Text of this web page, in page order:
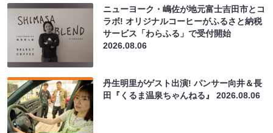
ニューヨーク・嶋佐が地元富士吉田市とコ
ラボ! オリジナルコーヒーがふるさと納税
サービス「わらふる」で受付開始
2026.08.06
丹生明里がゲスト出演! パンサー向井＆長
田『くるま温泉ちゃんねる』2026.08.06